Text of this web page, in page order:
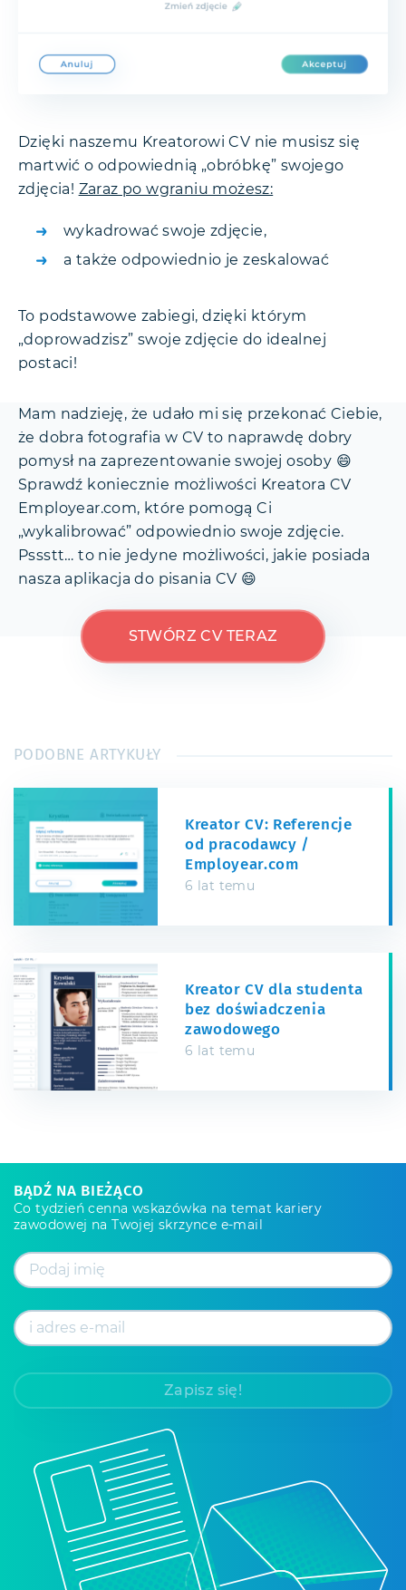
Dzięki naszemu Kreatorowi CV nie musisz się
martwić o odpowiednią „obróbkę” swojego
zdjęcia! Zaraz po wgraniu możesz:
wykadrować swoje zdjęcie,
a także odpowiednio je zeskalować
To podstawowe zabiegi, dzięki którym
„doprowadzisz” swoje zdjęcie do idealnej
postaci!
Mam nadzieję, że udało mi się przekonać Ciebie,
że dobra fotografia w CV to naprawdę dobry
pomysł na zaprezentowanie swojej osoby 😄
Sprawdź koniecznie możliwości Kreatora CV
Employear.com, które pomogą Ci
„wykalibrować” odpowiednio swoje zdjęcie.
Pssstt… to nie jedyne możliwości, jakie posiada
nasza aplikacja do pisania CV 😄
STWÓRZ CV TERAZ
PODOBNE ARTYKUŁY
Kreator CV: Referencje
od pracodawcy /
Employear.com
6 lat temu
Kreator CV dla studenta
bez doświadczenia
zawodowego
6 lat temu
BĄDŹ NA BIEŻĄCO
Co tydzień cenna wskazówka na temat kariery
zawodowej na Twojej skrzynce e-mail
Zapisz się!